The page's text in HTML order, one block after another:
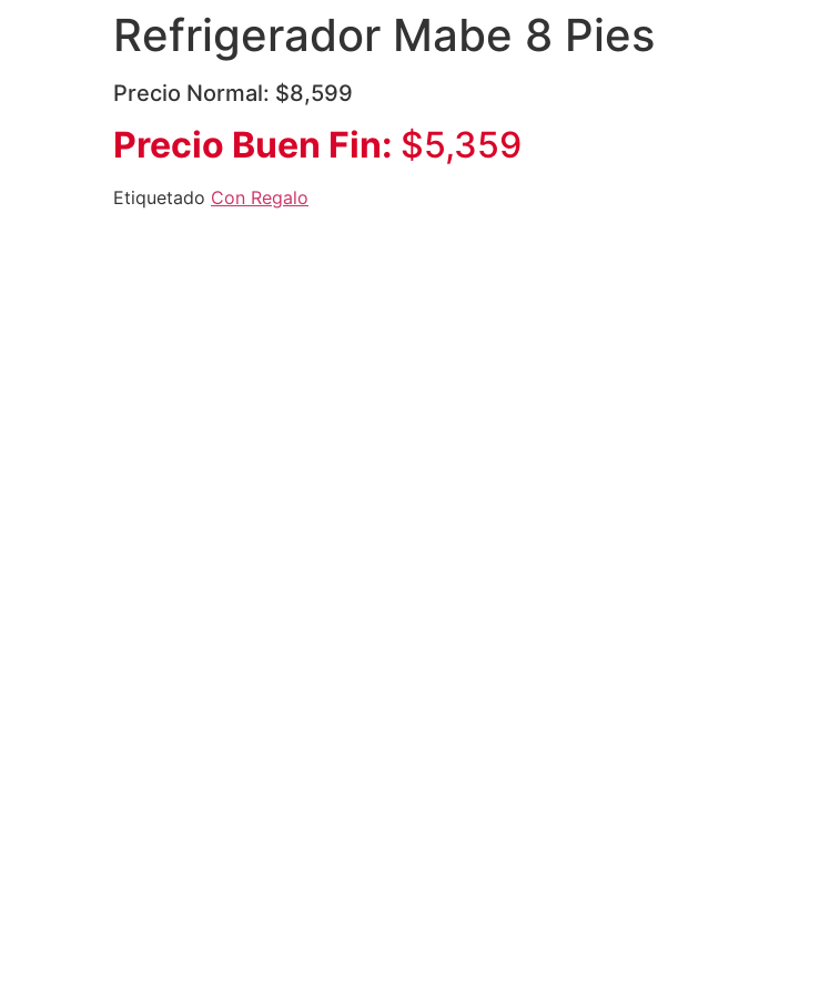
Refrigerador Mabe 8 Pies
Precio Normal: $8,599
Precio Buen Fin: $5,359
Etiquetado Con Regalo